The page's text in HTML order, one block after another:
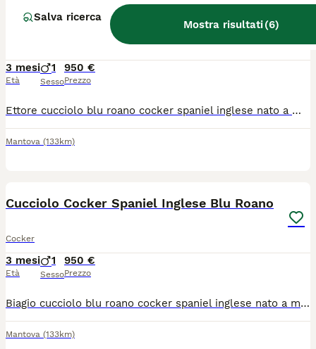
Salva ricerca
Mostra risultati(6)
Cucciolo Cocker Spaniel Inglese Blu Roano
3 mesi
Età
1
Sesso
950 €
Prezzo
Ettore cucciolo blu roano cocker spaniel inglese nato a metà aprile e pronto ad entrare in famiglia. Futura taglia medio piccola. Doppia vaccinazione eseguita, doppia sverminazione fatta, microchippato, Pedigree, socializzato, affettuosissimo e di sana costituzione. Genitori sani e certificati entrambi e visibili perché di nostra proprietà, provenienti da 2 importanti e storici allevamenti italiani riconosciuti ENCI. Disponibile da subito. Prezzo trattabile.
Mantova (133km)
Cucciolo Cocker Spaniel Inglese Blu Roano
Cocker
3 mesi
Età
1
Sesso
950 €
Prezzo
Biagio cucciolo blu roano cocker spaniel inglese nato a metà aprile e pronto ad entrare in famiglia. Futura taglia medio piccola. Doppia vaccinazione eseguita, doppia sverminazione fatta, microchippato, Pedigree, socializzato, affettuosissimo e di sana costituzione. Genitori sani e certificati entrambi e visibili perché di nostra proprietà, provenienti da 2 importanti e storici allevamenti italiani riconosciuti ENCI. Disponibile da subito. Prezzo trattabile.
Mantova (133km)